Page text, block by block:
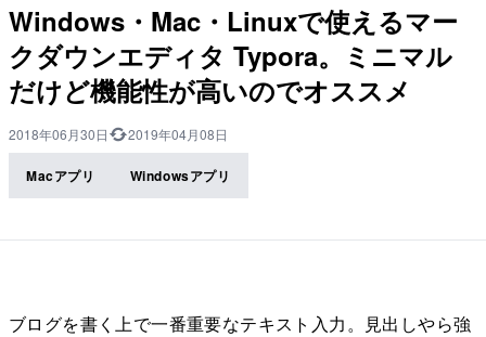
Windows・Mac・Linuxで使えるマー
クダウンエディタ Typora。ミニマル
だけど機能性が高いのでオススメ
2018年06月30日 2019年04月08日
Macアプリ Windowsアプリ
ブログを書く上で一番重要なテキスト入力。見出しやら強